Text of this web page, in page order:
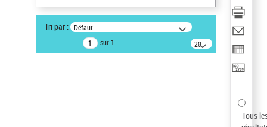
Auteur d’œuvre
Temperton, Rod (1947-2016)
Type de notice d'autorité
Tri par : Défaut
sur 1
20
résultats/page
Tous